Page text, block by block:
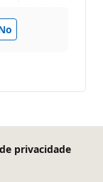
privacidade